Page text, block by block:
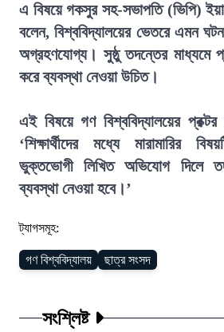
এ বিষয়ে গকসুর সহ-সভাপতি (ভিপি)
বলেন, বিশ্ববিদ্যালয়ের ভেতরে এমন
অগ্রহণযোগ্য। সুষ্ঠু তদন্তের মাধ্যমে
করে ব্যবস্থা নেওয়া উচিত।
এই বিষয়ে গণ বিশ্ববিদ্যালয়ের
‘শিক্ষার্থীদের মধ্যে মারামারির
ভুক্তভোগী লিখিত অভিযোগ দিলে
ব্যবস্থা নেওয়া হবে।’
ট্যাগসমূহ:
গণ বিশ্ববিদ্যালয় ছাত্র সংসদ
সংশ্লিষ্ট